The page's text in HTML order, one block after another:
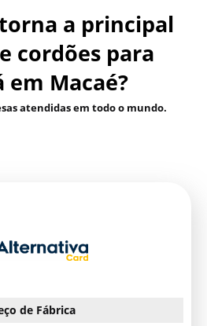
a principal
cordões para
em Macaé?
atendidas em todo o mundo.
de Fábrica